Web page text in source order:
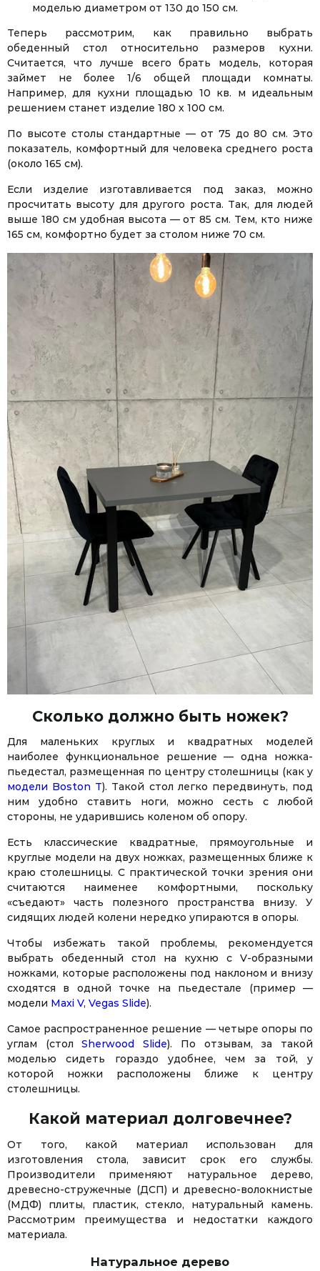
моделью диаметром от 130 до 150 см.
Теперь рассмотрим, как правильно выбрать
обеденный стол относительно размеров кухни.
Считается, что лучше всего брать модель, которая
займет не более 1/6 общей площади комнаты.
Например, для кухни площадью 10 кв. м идеальным
решением станет изделие 180 х 100 см.
По высоте столы стандартные — от 75 до 80 см. Это
показатель, комфортный для человека среднего роста
(около 165 см).
Если изделие изготавливается под заказ, можно
просчитать высоту для другого роста. Так, для людей
выше 180 см удобная высота — от 85 см. Тем, кто ниже
165 см, комфортно будет за столом ниже 70 см.
Сколько должно быть ножек?
Для маленьких круглых и квадратных моделей
наиболее функциональное решение — одна ножка-
пьедестал, размещенная по центру столешницы (как у
модели Boston Т). Такой стол легко передвинуть, под
ним удобно ставить ноги, можно сесть с любой
стороны, не ударившись коленом об опору.
Есть классические квадратные, прямоугольные и
круглые модели на двух ножках, размещенных ближе к
краю столешницы. С практической точки зрения они
считаются наименее комфортными, поскольку
«съедают» часть полезного пространства внизу. У
сидящих людей колени нередко упираются в опоры.
Чтобы избежать такой проблемы, рекомендуется
выбрать обеденный стол на кухню с V-образными
ножками, которые расположены под наклоном и внизу
сходятся в одной точке на пьедестале (пример —
модели Maxi V, Vegas Slide).
Самое распространенное решение — четыре опоры по
углам (стол Sherwood Slide). По отзывам, за такой
моделью сидеть гораздо удобнее, чем за той, у
которой ножки расположены ближе к центру
столешницы.
Какой материал долговечнее?
От того, какой материал использован для
изготовления стола, зависит срок его службы.
Производители применяют натуральное дерево,
древесно-стружечные (ДСП) и древесно-волокнистые
(МДФ) плиты, пластик, стекло, натуральный камень.
Рассмотрим преимущества и недостатки каждого
материала.
Натуральное дерево
Facebook
TwitterWhatsApp
ViberTelegram